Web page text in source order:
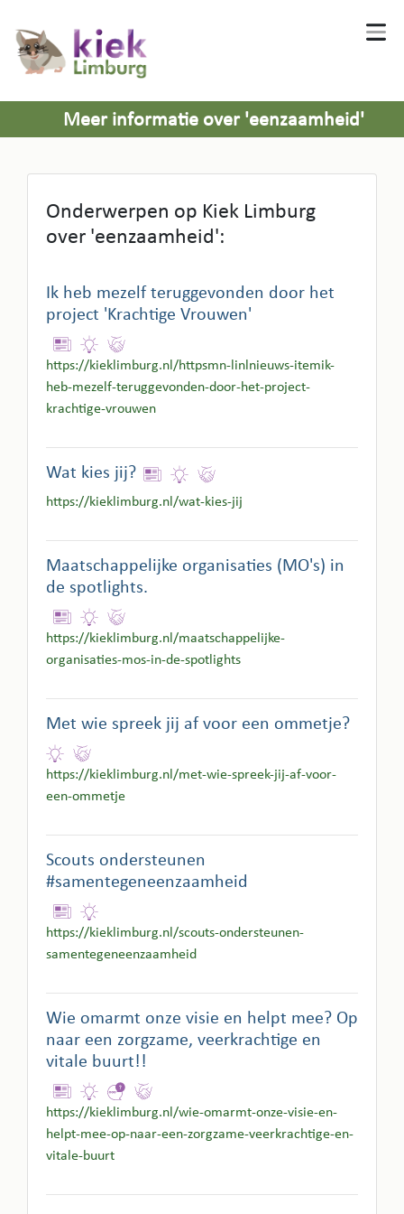
Meer informatie over 'eenzaamheid'
Onderwerpen op Kiek Limburg
over 'eenzaamheid':
Ik heb mezelf teruggevonden door het
project 'Krachtige Vrouwen'
https://kieklimburg.nl/httpsmn-linlnieuws-itemik-
heb-mezelf-teruggevonden-door-het-project-
krachtige-vrouwen
Wat kies jij?
https://kieklimburg.nl/wat-kies-jij
Maatschappelijke organisaties (MO's) in
de spotlights.
https://kieklimburg.nl/maatschappelijke-
organisaties-mos-in-de-spotlights
Met wie spreek jij af voor een ommetje?
https://kieklimburg.nl/met-wie-spreek-jij-af-voor-
een-ommetje
Scouts ondersteunen
#samentegeneenzaamheid
https://kieklimburg.nl/scouts-ondersteunen-
samentegeneenzaamheid
Wie omarmt onze visie en helpt mee? Op
naar een zorgzame, veerkrachtige en
vitale buurt!!
https://kieklimburg.nl/wie-omarmt-onze-visie-en-
helpt-mee-op-naar-een-zorgzame-veerkrachtige-en-
vitale-buurt